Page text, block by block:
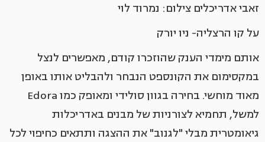
זאבי אדריכלים צילום: נמרוד לוי
על קו הרצליה- ניו יורק
אותם מימדי הענק שהוזכרו קודם, מאפשרים לנצל
במקסימום את הקונספט הנבחר ולהבליט אותו באופן
מאוד מוחשי. בחירה בגוון סולידי ומאופק כמו Edora
למשל, תחמיא לצורניות של מבנים באדריכלות
גיאומטרית מבלי "לגנוב" את ההצגה ותתאים כחיפוי לכל